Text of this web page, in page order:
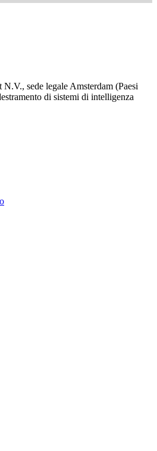
sede legale Amsterdam (Paesi
di sistemi di intelligenza